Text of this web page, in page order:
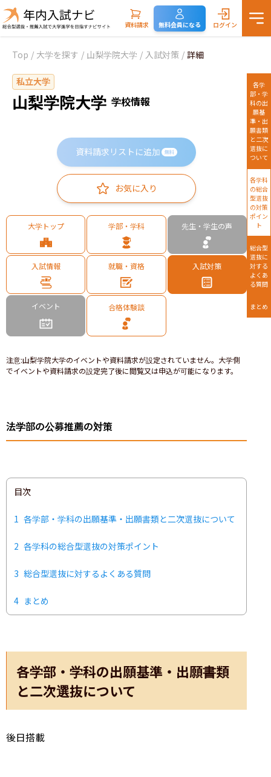
資料請求 無料会員になる ログイン
Top / 大学を探す / 山梨学院大学 / 入試対策 / 詳細
私立大学
山梨学院大学 学校情報
資料請求リストに追加 無料
お気に入り
大学トップ 学部・学科 先生・学生の声
入試情報 就職・資格 入試対策
イベント 合格体験談
注意:山梨学院大学のイベントや資料請求が設定されていません。大学側
でイベントや資料請求の設定完了後に閲覧又は申込が可能になります。
法学部の公募推薦の対策
目次
1 各学部・学科の出願基準・出願書類と二次選抜について
2 各学科の総合型選抜の対策ポイント
3 総合型選抜に対するよくある質問
4 まとめ
各学部・学科の出願基準・出願書類
と二次選抜について
後日搭載
各学
部・学
科の出
願基
準・出
願書類
と二次
選抜に
ついて
各学科
の総合
型選抜
の対策
ポイン
ト
総合型
選抜に
対する
よくあ
る質問
まとめ